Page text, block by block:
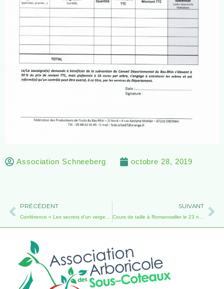
Association Schneeberg octobre 28, 2019
Précédent
PRÉCÉDENT SUIVANT